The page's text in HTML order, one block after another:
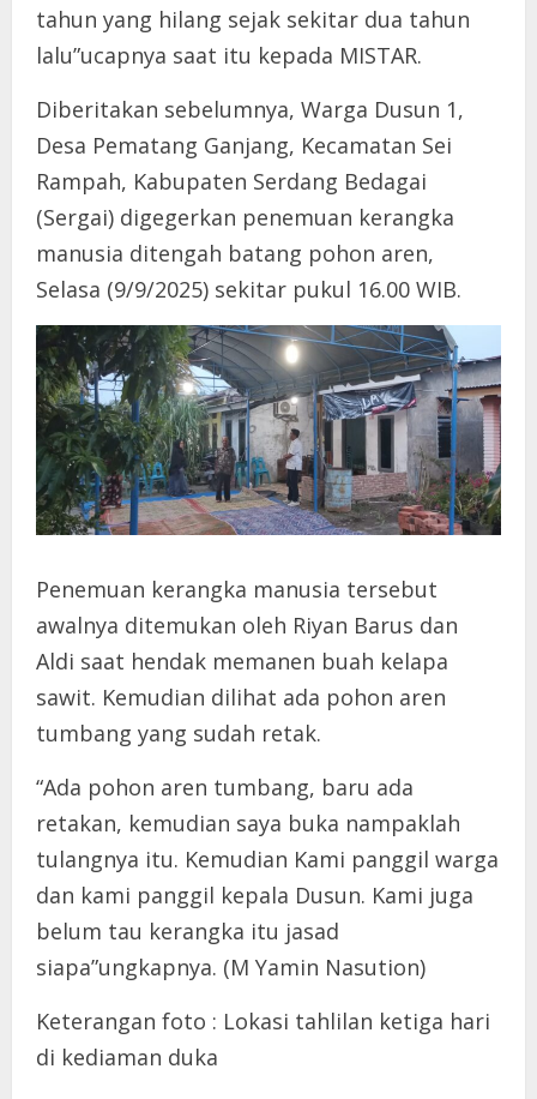
tahun yang hilang sejak sekitar dua tahun
lalu”ucapnya saat itu kepada MISTAR.
Diberitakan sebelumnya, Warga Dusun 1,
Desa Pematang Ganjang, Kecamatan Sei
Rampah, Kabupaten Serdang Bedagai
(Sergai) digegerkan penemuan kerangka
manusia ditengah batang pohon aren,
Selasa (9/9/2025) sekitar pukul 16.00 WIB.
Penemuan kerangka manusia tersebut
awalnya ditemukan oleh Riyan Barus dan
Aldi saat hendak memanen buah kelapa
sawit. Kemudian dilihat ada pohon aren
tumbang yang sudah retak.
“Ada pohon aren tumbang, baru ada
retakan, kemudian saya buka nampaklah
tulangnya itu. Kemudian Kami panggil warga
dan kami panggil kepala Dusun. Kami juga
belum tau kerangka itu jasad
siapa”ungkapnya. (M Yamin Nasution)
Keterangan foto : Lokasi tahlilan ketiga hari
di kediaman duka